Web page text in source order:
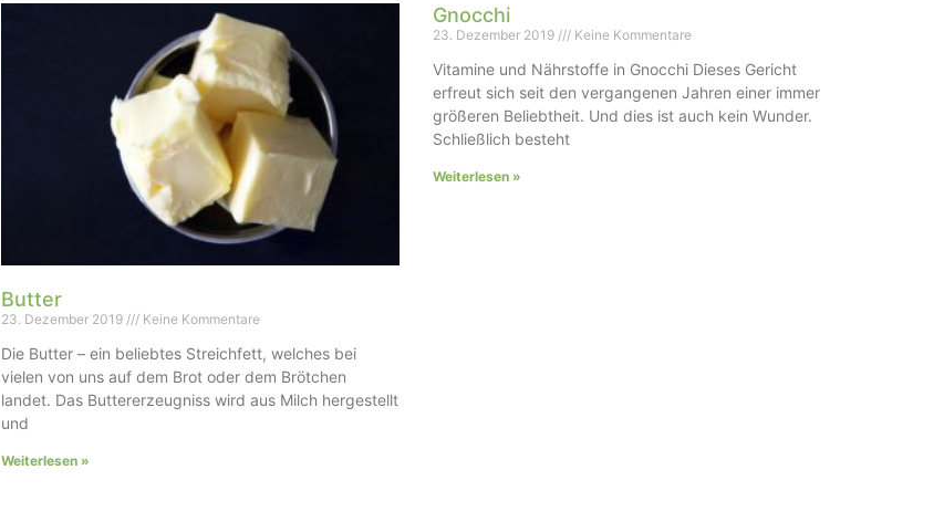
Butter
23. Dezember 2019 Keine Kommentare
Die Butter – ein beliebtes Streichfett, welches bei
vielen von uns auf dem Brot oder dem Brötchen
landet. Das Buttererzeugniss wird aus Milch hergestellt
und
Weiterlesen »
Gnocchi
23. Dezember 2019 Keine Kommentare
Vitamine und Nährstoffe in Gnocchi Dieses Gericht
erfreut sich seit den vergangenen Jahren einer immer
größeren Beliebtheit. Und dies ist auch kein Wunder.
Schließlich besteht
Weiterlesen »